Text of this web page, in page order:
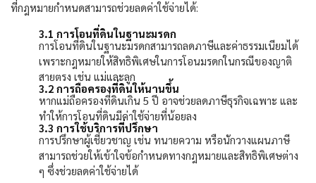
ที่กฎหมายกำหนดสามารถช่วยลดค่าใช้จ่ายได้:
3.1 การโอนที่ดินในฐานะมรดก
การโอนที่ดินในฐานะมรดกสามารถลดภาษีและค่าธรรมเนียมได้
เพราะกฎหมายให้สิทธิพิเศษในการโอนมรดกในกรณีของญาติ
สายตรง เช่น แม่และลูก
3.2 การถือครองที่ดินให้นานขึ้น
หากแม่ถือครองที่ดินเกิน 5 ปี อาจช่วยลดภาษีธุรกิจเฉพาะ และ
ทำให้การโอนที่ดินมีค่าใช้จ่ายที่น้อยลง
3.3 การใช้บริการที่ปรึกษา
การปรึกษาผู้เชี่ยวชาญ เช่น ทนายความ หรือนักวางแผนภาษี
สามารถช่วยให้เข้าใจข้อกำหนดทางกฎหมายและสิทธิพิเศษต่าง
ๆ ซึ่งช่วยลดค่าใช้จ่ายได้